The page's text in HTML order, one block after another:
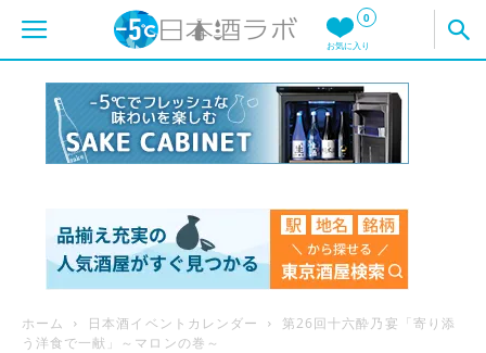
0
お気に入り
ホーム 日本酒イベントカレンダー
第26回十六酔乃宴「寄り添
う洋食で一献」～マロンの巻～